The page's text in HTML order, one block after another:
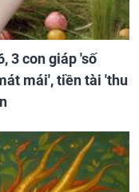
3 con giáp 'số
mái', tiền tài 'thu